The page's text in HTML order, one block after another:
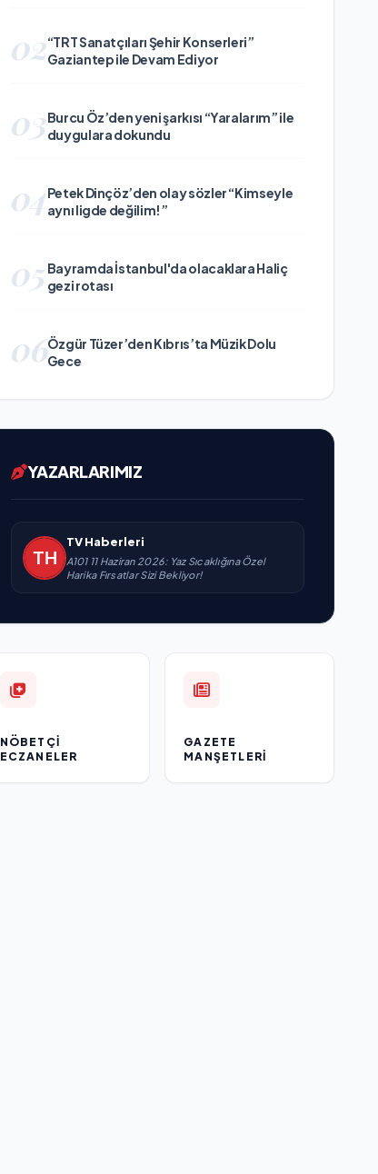
02“TRT Sanatçıları Şehir Konserleri”
Gaziantep ile Devam Ediyor
03Burcu Öz’den yeni şarkısı “Yaralarım” ile
duygulara dokundu
04Petek Dinçöz’den olay sözler “Kimseyle
aynı ligde değilim!”
05 Bayramda İstanbul'da olacaklara Haliç
gezi rotası
06Özgür Tüzer’den Kıbrıs’ta Müzik Dolu
Gece
YAZARLARIMIZ
TV Haberleri
A101 11 Haziran 2026: Yaz Sıcaklığına Özel
Harika Fırsatlar Sizi Bekliyor!
NÖBETÇI
ECZANELER
GAZETE
MANŞETLERI